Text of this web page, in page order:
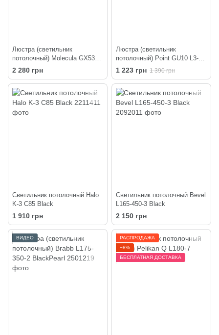
Люстра (светильник
потолочный) Molecula GX53
SP3-620 Black
2 280 грн
Люстра (светильник
потолочный) Point GU10 L3-
600 White
1 223 грн 1 390 грн
Светильник потолочный Halo
K-3 C85 Black
1 910 грн
Светильник потолочный Bevel
L165-450-3 Black
2 150 грн
ВИДЕО
РАСПРОДАЖА
−8%
БЕСПЛАТНАЯ ДОСТАВКА